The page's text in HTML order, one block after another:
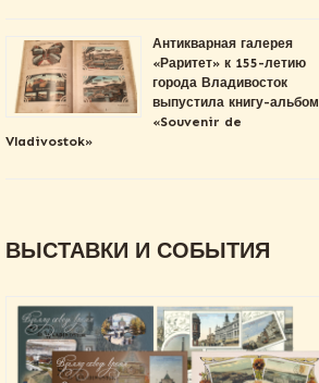
Антикварная галерея
«Раритет» к 155-летию
города Владивосток
выпустила книгу-альбом
«Souvenir de
Vladivostok»
ВЫСТАВКИ И СОБЫТИЯ